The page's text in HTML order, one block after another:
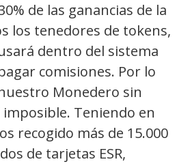
de las ganancias de la
los tenedores de tokens,
dentro del sistema
comisiones. Por lo
Monedero sin
imposible. Teniendo en
recogido más de 15.000
de tarjetas ESR,